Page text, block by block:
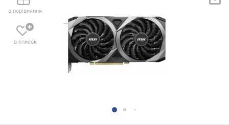
в порівняння
в список